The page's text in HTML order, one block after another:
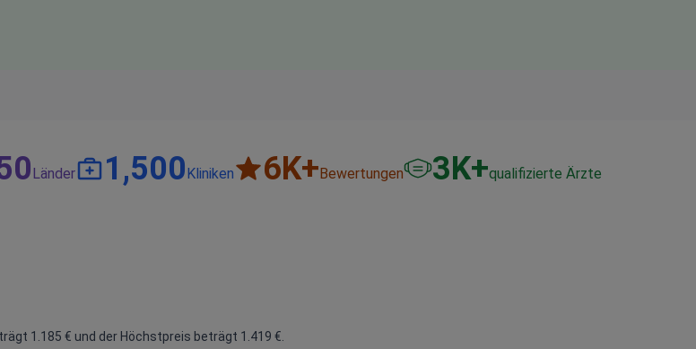
Länder 1,500Kliniken 6K+Bewertungen 3K+qualifizierte Ärzte
1.185 € und der Höchstpreis beträgt 1.419 €.